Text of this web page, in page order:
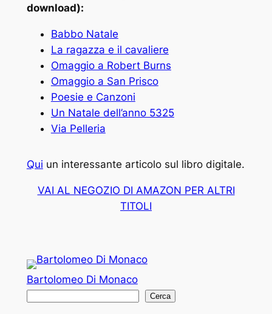
download):
Babbo Natale
La ragazza e il cavaliere
Omaggio a Robert Burns
Omaggio a San Prisco
Poesie e Canzoni
Un Natale dell’anno 5325
Via Pelleria
Qui un interessante articolo sul libro digitale.
VAI AL NEGOZIO DI AMAZON PER ALTRI
TITOLI
Bartolomeo Di Monaco
Cerca